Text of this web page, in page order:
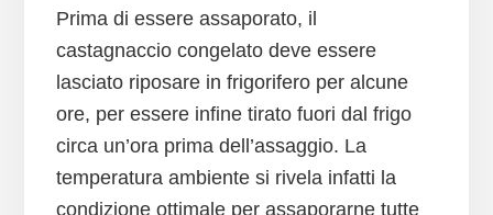
Prima di essere assaporato, il
castagnaccio congelato deve essere
lasciato riposare in frigorifero per alcune
ore, per essere infine tirato fuori dal frigo
circa un’ora prima dell’assaggio. La
temperatura ambiente si rivela infatti la
condizione ottimale per assaporarne tutte